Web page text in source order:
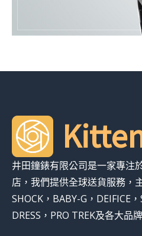
井田鐘錶有限公司是一家專注
店，我們提供全球送貨服務，
SHOCK，BABY-G，DEIFICE
DRESS，PRO TREK及各大品